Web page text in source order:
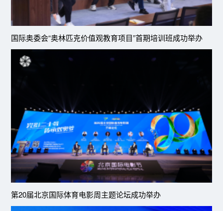
国际奥委会“奥林匹克价值观教育项目”首期培训班成功举办
第20届北京国际体育电影周主题论坛成功举办